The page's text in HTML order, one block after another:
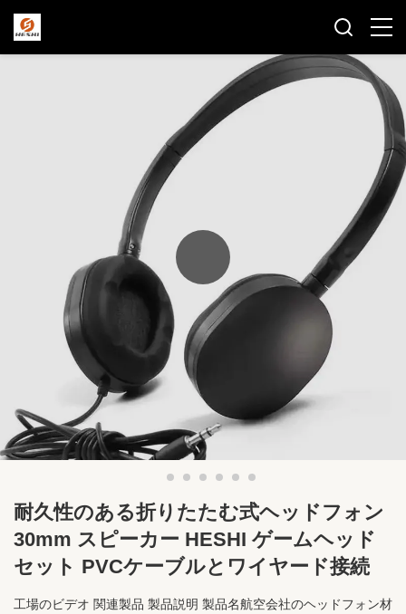
耐久性のある折りたたむ式ヘッドフォン
30mm スピーカー HESHI ゲームヘッド
セット PVCケーブルとワイヤード接続
工場のビデオ 関連製品 製品説明 製品名航空会社のヘッドフォン材